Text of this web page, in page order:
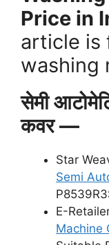
Price in
article is
washing
सेमी
कवर —
Star
Semi
E-
Machine